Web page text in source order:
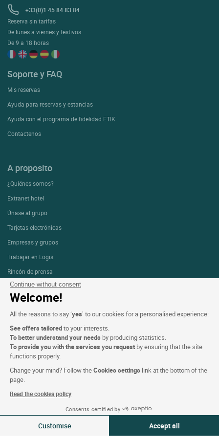
Continue without consent
Welcome!
All the reasons to say ‘yes’ to our cookies for a personalised experience:
See offers tailoredto your interests.
To better understand your needs by producing statistics.
To provide you with the services you request by ensuring that the site
functions properly.
Change your mind? Follow theCookies settings link at the bottom of the
page.
Read the cookies policy
Consents certified by
Customise Accept all
06-07 Ago 2026
2 viajeros | 1 habitación
+33(0)1 45 84 83 84
Reserva sin tarifas
De lunes a viernes y festivos:
De 9 a 18 horas
Soporte y FAQ
Mis reservas
Ayuda para reservas y estancias
Ayuda con el programa de fidelidad ETIK
Contactenos
A proposito
¿Quiénes somos?
Extranet hotel
Únase al grupo
Tarjetas electrónicas
Empresas y grupos
Trabajar en Logis
Rincón de prensa
Condiciones de la página web
Protección de datos personales (RGPD)
Configuración de las cookies
Asistencia
Mapa del sitio